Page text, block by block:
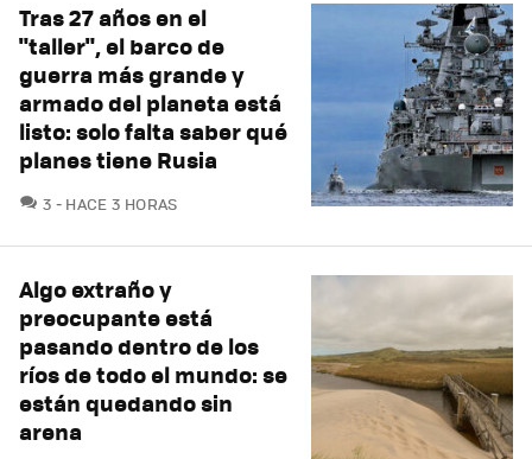
Tras 27 años en el
"taller", el barco de
guerra más grande y
armado del planeta está
listo: solo falta saber qué
planes tiene Rusia
3 COMENTARIOS
HACE 3 HORAS
Algo extraño y
preocupante está
pasando dentro de los
ríos de todo el mundo: se
están quedando sin
arena